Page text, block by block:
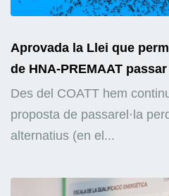
Aprovada la Llei que
de HNA-PREMAAT
Des del COATT hem
proposta de passarel·la
alternatius (en el...